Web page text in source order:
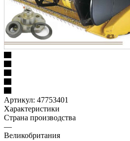
Артикул: 47753401
Характеристики
Страна производства
—
Великобритания